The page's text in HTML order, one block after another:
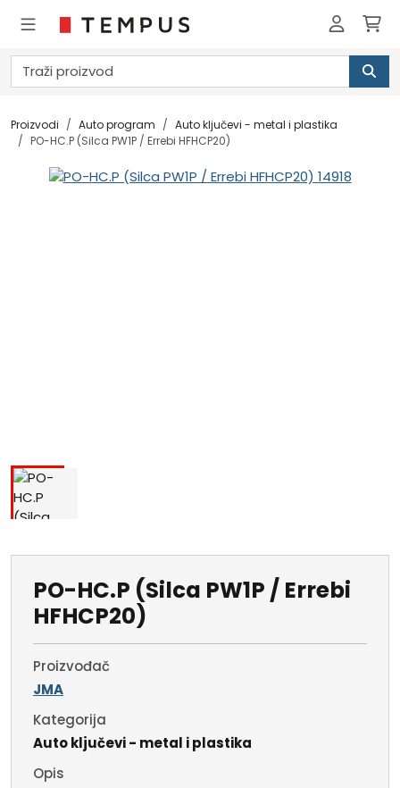
Proizvodi Auto program
Auto ključevi - metal i plastika
PO-HC.P (Silca PW1P / Errebi HFHCP20)
PO-HC.P (Silca PW1P / Errebi
HFHCP20)
Proizvođač
JMA
Kategorija
Auto ključevi - metal i plastika
Opis